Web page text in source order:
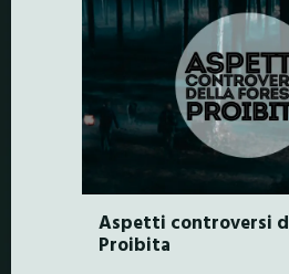
Aspetti controversi
Proibita